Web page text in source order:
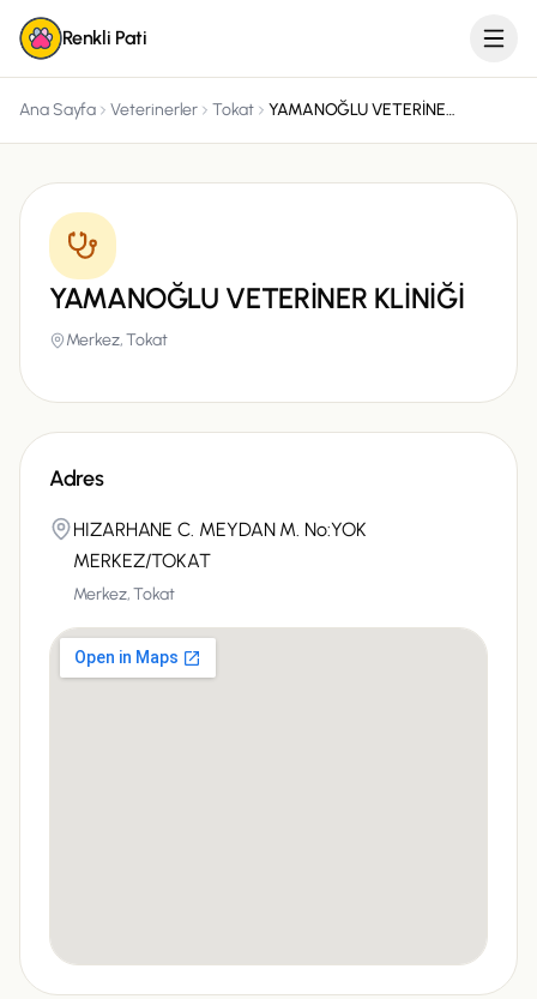
Renkli Pati
Ana Sayfa Veterinerler Tokat YAMANOĞLU VETERİNER KLİNİĞİ
YAMANOĞLU VETERİNER KLİNİĞİ
Merkez,Tokat
Adres
HIZARHANE C. MEYDAN M. No:YOK
MERKEZ/TOKAT
Merkez,Tokat